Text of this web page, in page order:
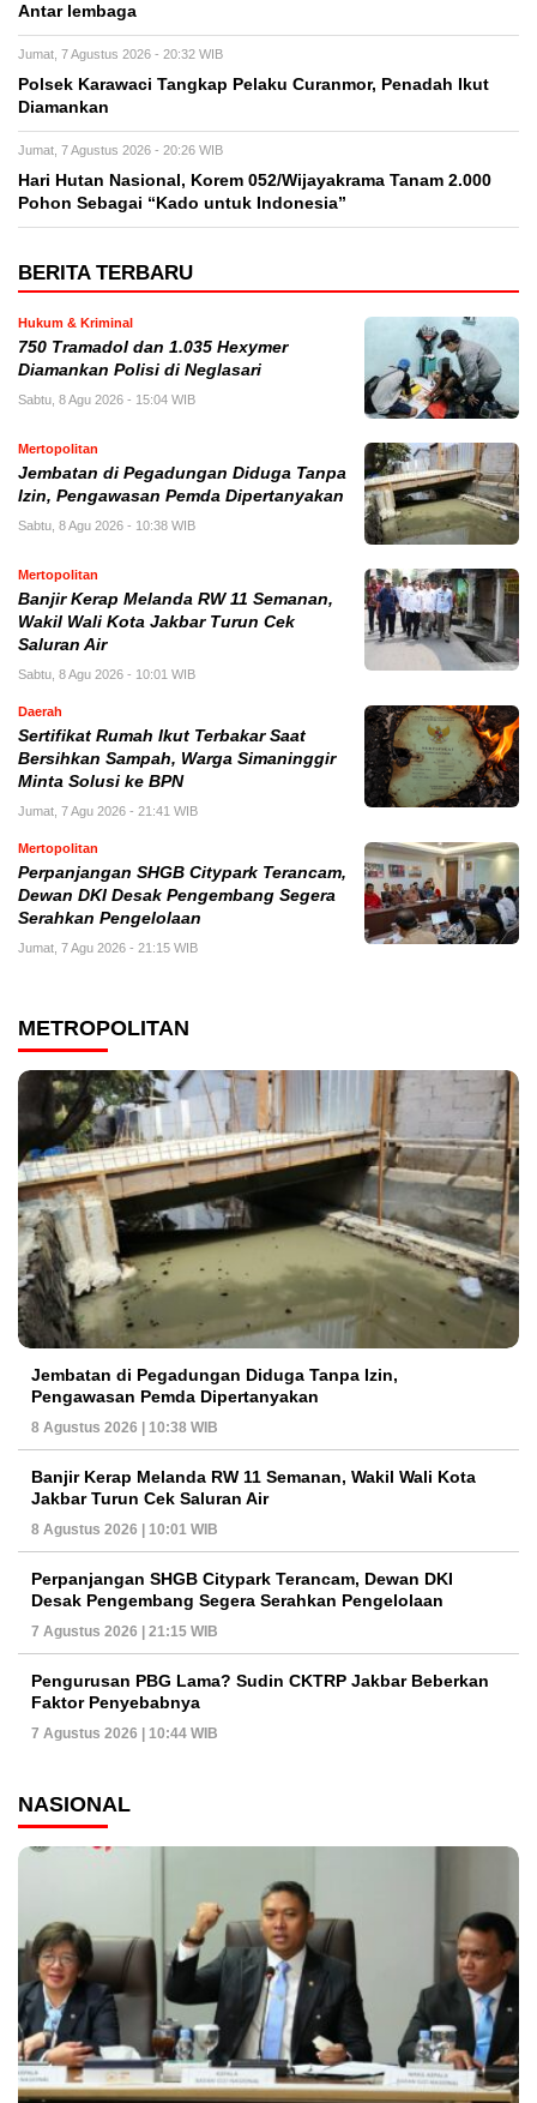
Antar lembaga
Jumat, 7 Agustus 2026 - 20:32 WIB
Polsek Karawaci Tangkap Pelaku Curanmor, Penadah Ikut
Diamankan
Jumat, 7 Agustus 2026 - 20:26 WIB
Hari Hutan Nasional, Korem 052/Wijayakrama Tanam 2.000
Pohon Sebagai “Kado untuk Indonesia”
BERITA TERBARU
Hukum & Kriminal
750 Tramadol dan 1.035 Hexymer
Diamankan Polisi di Neglasari
Sabtu, 8 Agu 2026 - 15:04 WIB
Mertopolitan
Jembatan di Pegadungan Diduga Tanpa
Izin, Pengawasan Pemda Dipertanyakan
Sabtu, 8 Agu 2026 - 10:38 WIB
Mertopolitan
Banjir Kerap Melanda RW 11 Semanan,
Wakil Wali Kota Jakbar Turun Cek
Saluran Air
Sabtu, 8 Agu 2026 - 10:01 WIB
Daerah
Sertifikat Rumah Ikut Terbakar Saat
Bersihkan Sampah, Warga Simaninggir
Minta Solusi ke BPN
Jumat, 7 Agu 2026 - 21:41 WIB
Mertopolitan
Perpanjangan SHGB Citypark Terancam,
Dewan DKI Desak Pengembang Segera
Serahkan Pengelolaan
Jumat, 7 Agu 2026 - 21:15 WIB
METROPOLITAN
Jembatan di Pegadungan Diduga Tanpa Izin,
Pengawasan Pemda Dipertanyakan
8 Agustus 2026 | 10:38 WIB
Banjir Kerap Melanda RW 11 Semanan, Wakil Wali Kota
Jakbar Turun Cek Saluran Air
8 Agustus 2026 | 10:01 WIB
Perpanjangan SHGB Citypark Terancam, Dewan DKI
Desak Pengembang Segera Serahkan Pengelolaan
7 Agustus 2026 | 21:15 WIB
Pengurusan PBG Lama? Sudin CKTRP Jakbar Beberkan
Faktor Penyebabnya
7 Agustus 2026 | 10:44 WIB
NASIONAL